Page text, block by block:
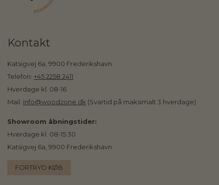
Kontakt
Katsigvej 6a, 9900 Frederikshavn
Telefon: +45 2258 2411
Hverdage kl. 08-16
Mail: info@woodzone.dk (Svartid på maksimalt 3 hverdage)
Showroom åbningstider:
Hverdage kl. 08-15:30
Katsigvej 6a, 9900 Frederikshavn
FORTRYD KØB